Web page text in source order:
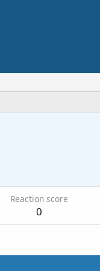
Reaction score
0